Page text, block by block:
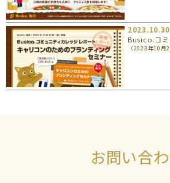
2023.10.30
Busico.コミ
（2023年10月
お問い合